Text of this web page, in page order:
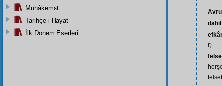
dahil
efkâr
r)
Muhâkemat
Tarihçe-i Hayat
İlk Dönem Eserleri